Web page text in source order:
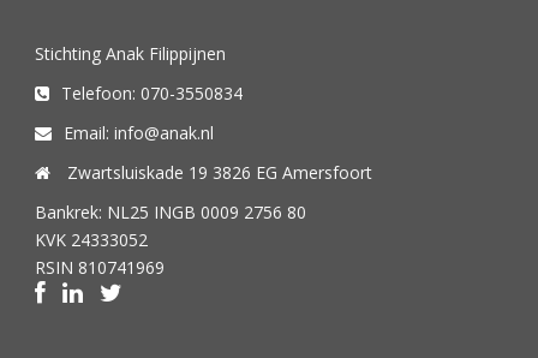
Stichting Anak Filippijnen
Telefoon: 070-3550834
Email: info@anak.nl
Zwartsluiskade 19 3826 EG Amersfoort
Bankrek: NL25 INGB 0009 2756 80
KVK 24333052
RSIN 810741969